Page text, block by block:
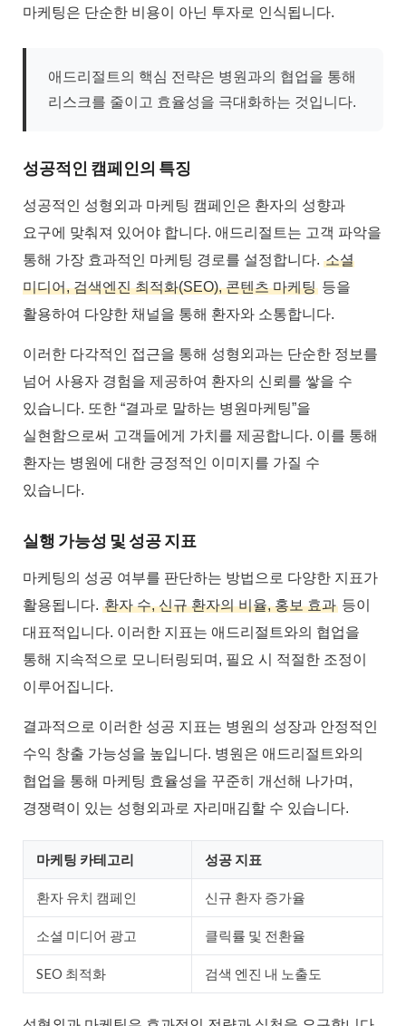
마케팅은 단순한 비용이 아닌 투자로 인식됩니다.
애드리절트의 핵심 전략은 병원과의 협업을 통해
리스크를 줄이고 효율성을 극대화하는 것입니다.
성공적인 캠페인의 특징
성공적인 성형외과 마케팅 캠페인은 환자의 성향과
요구에 맞춰져 있어야 합니다. 애드리절트는 고객 파악을
통해 가장 효과적인 마케팅 경로를 설정합니다. 소셜
미디어, 검색엔진 최적화(SEO), 콘텐츠 마케팅 등을
활용하여 다양한 채널을 통해 환자와 소통합니다.
이러한 다각적인 접근을 통해 성형외과는 단순한 정보를
넘어 사용자 경험을 제공하여 환자의 신뢰를 쌓을 수
있습니다. 또한 “결과로 말하는 병원마케팅”을
실현함으로써 고객들에게 가치를 제공합니다. 이를 통해
환자는 병원에 대한 긍정적인 이미지를 가질 수
있습니다.
실행 가능성 및 성공 지표
마케팅의 성공 여부를 판단하는 방법으로 다양한 지표가
활용됩니다. 환자 수, 신규 환자의 비율, 홍보 효과 등이
대표적입니다. 이러한 지표는 애드리절트와의 협업을
통해 지속적으로 모니터링되며, 필요 시 적절한 조정이
이루어집니다.
결과적으로 이러한 성공 지표는 병원의 성장과 안정적인
수익 창출 가능성을 높입니다. 병원은 애드리절트와의
협업을 통해 마케팅 효율성을 꾸준히 개선해 나가며,
경쟁력이 있는 성형외과로 자리매김할 수 있습니다.
마케팅 카테고리 성공 지표
환자 유치 캠페인 신규 환자 증가율
소셜 미디어 광고 클릭률 및 전환율
SEO 최적화 검색 엔진 내 노출도